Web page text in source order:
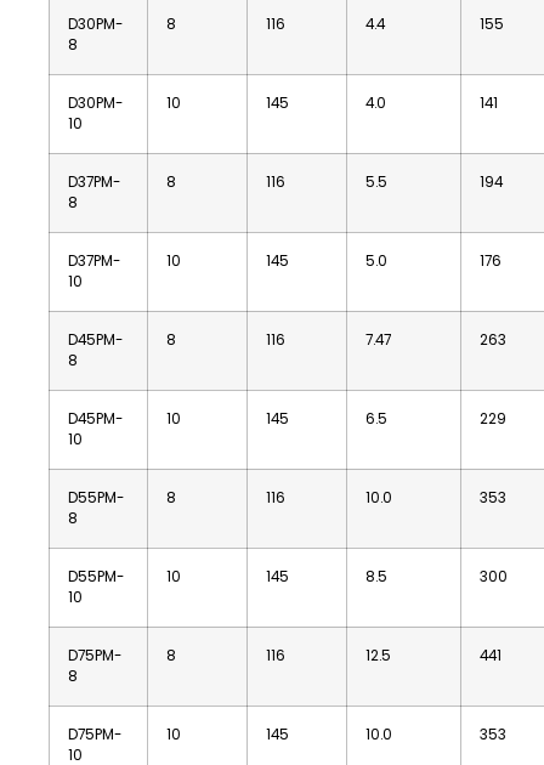
D30PM-
8
8 116 4.4 155
D30PM-
10
10 145 4.0 141
D37PM-
8
8 116 5.5 194
D37PM-
10
10 145 5.0 176
D45PM-
8
8 116 7.47 263
D45PM-
10
10 145 6.5 229
D55PM-
8
8 116 10.0 353
D55PM-
10
10 145 8.5 300
D75PM-
8
8 116 12.5 441
D75PM-
10
10 145 10.0 353